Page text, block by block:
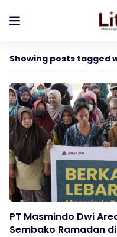
Showing posts tagged
PT Masmindo Dwi
Sembako Ramadan